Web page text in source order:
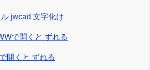
jwcad 文字化け
で開くと ずれる
開くと ずれる